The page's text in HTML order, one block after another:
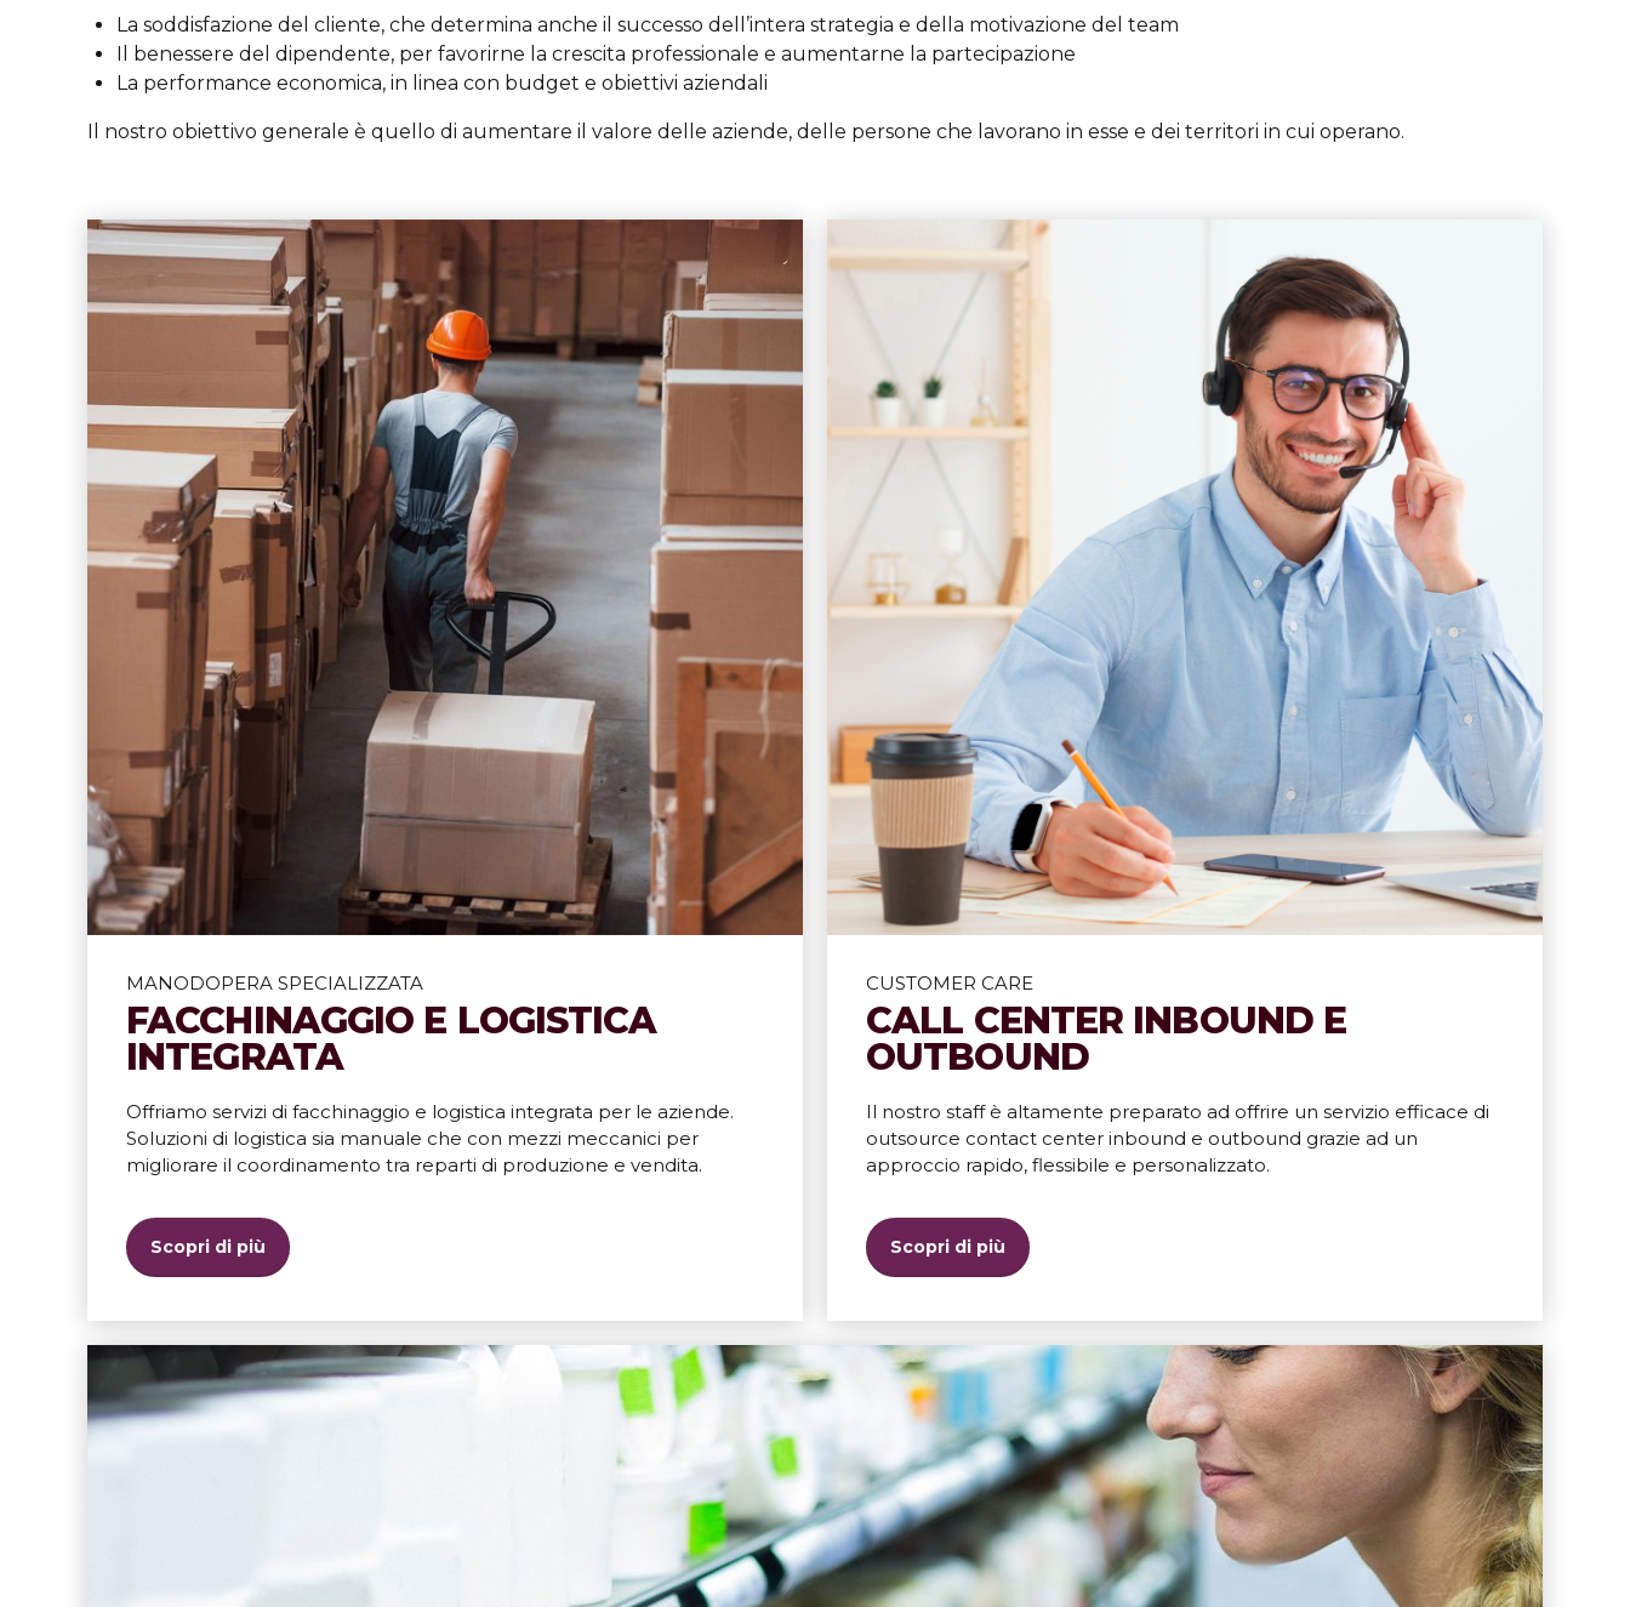
La soddisfazione del cliente, che determina anche il successo dell’intera strategia e della motivazione del team
Il benessere del dipendente, per favorirne la crescita professionale e aumentarne la partecipazione
La performance economica, in linea con budget e obiettivi aziendali
Il nostro obiettivo generale è quello di aumentare il valore delle aziende, delle persone che lavorano in esse e dei territori in cui operano.
Scopri di più
MANODOPERA SPECIALIZZATA
FACCHINAGGIO E LOGISTICA
INTEGRATA
Offriamo servizi di facchinaggio e logistica integrata per le aziende.
Soluzioni di logistica sia manuale che con mezzi meccanici per
migliorare il coordinamento tra reparti di produzione e vendita.
Scopri di più
Scopri di più
CUSTOMER CARE
CALL CENTER INBOUND E
OUTBOUND
Il nostro staff è altamente preparato ad offrire un servizio efficace di
outsource contact center inbound e outbound grazie ad un
approccio rapido, flessibile e personalizzato.
Scopri di più